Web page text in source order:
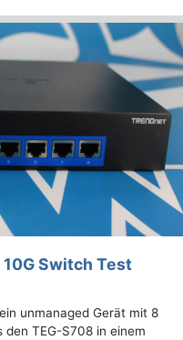
10G Switch Test
unmanaged Gerät mit 8
TEG-S708 in einem